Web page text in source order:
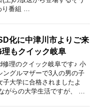
番組 …
化に中津川市よりご来
もクイック岐阜
理のクイック岐阜です♪ 小
ングルマザーで3人の男の子
大学に合格されましたよ
がらの大学生活ですが、 …